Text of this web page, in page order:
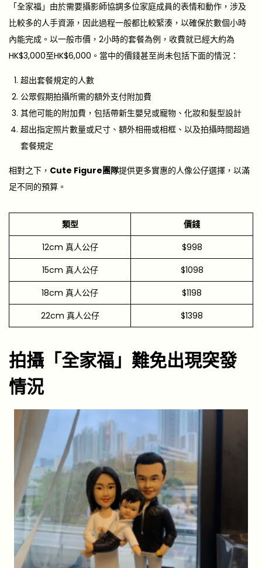
「全家福」由於需要攝影師協調多位家庭成員的表情和動作，涉及
比較多的人手資源，因此過程一般都比較緊湊，以確保於數個小時
內能完成。以一般市價，2小時的套餐為例，收費就已經大約為
HK$3,000至HK$6,000。當中的價錢甚至尚未包括下面的情況：
超出套餐規定的人數
公眾假期拍攝所需的額外支付附加費
其他可能的附加費，包括帶新生嬰兒或寵物、化妝和髮型設計
超出指定照片數量或尺寸、額外相冊或相框、以及拍攝時間超過
套餐規定
相對之下， Cute Figure團隊提供更多實惠的人像公仔選擇，以滿
足不同的預算。
類型
價錢
12cm 真人公仔
$998
15cm 真人公仔
$1098
18cm 真人公仔
$1198
22cm 真人公仔
$1398
拍攝「全家福」難免出現突發
情況